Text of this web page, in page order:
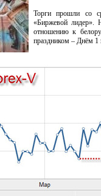
Торги прошли со
«Биржевой лидер».
отношению к
праздником –